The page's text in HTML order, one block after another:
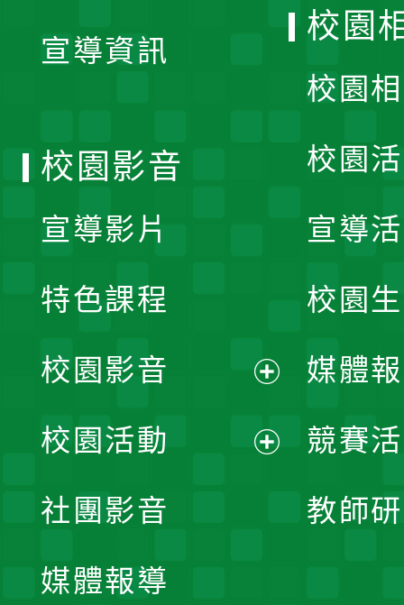
宣導資訊
校園
校園
校園
宣導
校園
媒體
競賽
教師
校園影音
宣導影片
特色課程
校園影音
開
校園活動
社團影音
媒體報導